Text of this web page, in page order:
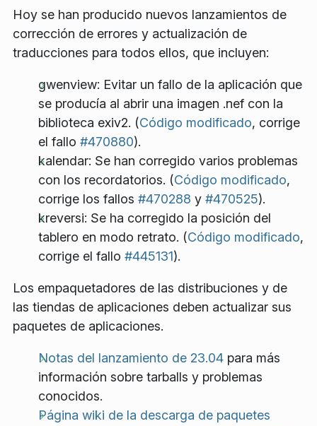
Hoy se han producido nuevos lanzamientos de
corrección de errores y actualización de
traducciones para todos ellos, que incluyen:
gwenview: Evitar un fallo de la aplicación que
se producía al abrir una imagen .nef con la
biblioteca exiv2. (Código modificado, corrige
el fallo #470880).
kalendar: Se han corregido varios problemas
con los recordatorios. (Código modificado,
corrige los fallos #470288 y #470525).
kreversi: Se ha corregido la posición del
tablero en modo retrato. (Código modificado,
corrige el fallo #445131).
Los empaquetadores de las distribuciones y de
las tiendas de aplicaciones deben actualizar sus
paquetes de aplicaciones.
Notas del lanzamiento de 23.04 para más
información sobre tarballs y problemas
conocidos.
Página wiki de la descarga de paquetes